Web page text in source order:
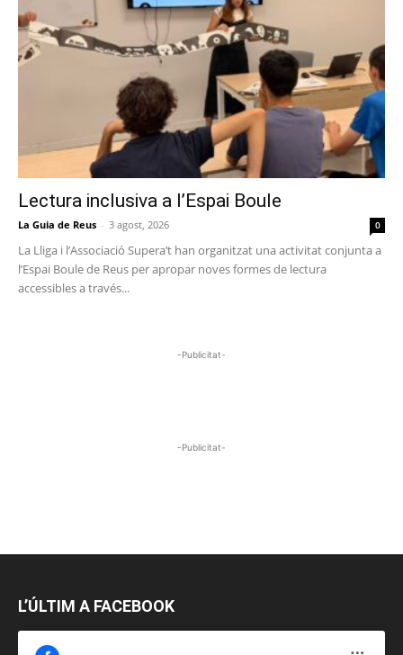
Lectura inclusiva a l’Espai Boule
La Guia de Reus - 3 agost, 2026 0
La Lliga i l’Associació Supera’t han organitzat una activitat conjunta a
l’Espai Boule de Reus per apropar noves formes de lectura
accessibles a través...
-Publicitat-
-Publicitat-
L’ÚLTIM A FACEBOOK